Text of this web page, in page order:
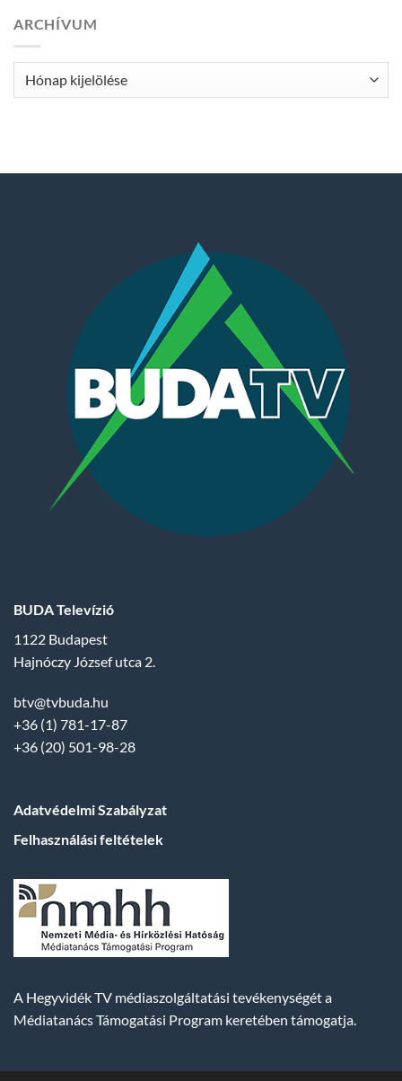
ARCHÍVUM
Archívum
BUDA Televízió
1122 Budapest
Hajnóczy József utca 2.
btv@tvbuda.hu
+36 (1) 781-17-87
+36 (20) 501-98-28
Adatvédelmi Szabályzat
Felhasználási feltételek
A Hegyvidék TV médiaszolgáltatási tevékenységét a
Médiatanács Támogatási Program keretében támogatja.